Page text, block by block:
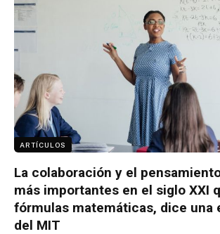
ARTÍCULOS
La colaboración y el
más importantes en el siglo XXI
fórmulas matemáticas, dice una
del MIT